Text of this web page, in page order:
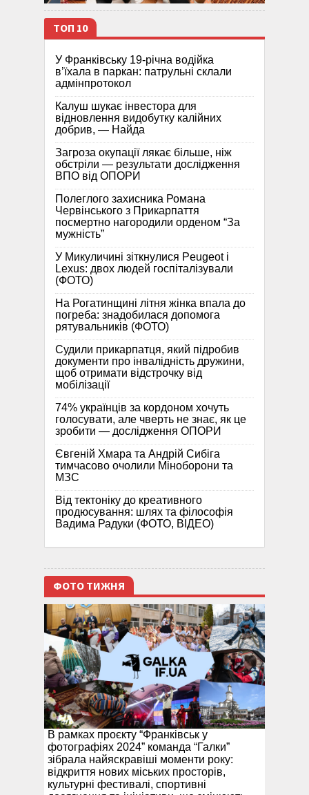
ТОП 10
У Франківську 19-річна водійка
в’їхала в паркан: патрульні склали
адмінпротокол
Калуш шукає інвестора для
відновлення видобутку калійних
добрив, — Найда
Загроза окупації лякає більше, ніж
обстріли — результати дослідження
ВПО від ОПОРИ
Полеглого захисника Романа
Червінського з Прикарпаття
посмертно нагородили орденом “За
мужність”
У Микуличині зіткнулися Peugeot і
Lexus: двох людей госпіталізували
(ФОТО)
На Рогатинщині літня жінка впала до
погреба: знадобилася допомога
рятувальників (ФОТО)
Судили прикарпатця, який підробив
документи про інвалідність дружини,
щоб отримати відстрочку від
мобілізації
74% українців за кордоном хочуть
голосувати, але чверть не знає, як це
зробити — дослідження ОПОРИ
Євгеній Хмара та Андрій Сибіга
тимчасово очолили Міноборони та
МЗС
Від тектоніку до креативного
продюсування: шлях та філософія
Вадима Радуки (ФОТО, ВІДЕО)
ФОТО ТИЖНЯ
В рамках проєкту “Франківськ у
фотографіях 2024” команда “Галки”
зібрала найяскравіші моменти року:
відкриття нових міських просторів,
культурні фестивалі, спортивні